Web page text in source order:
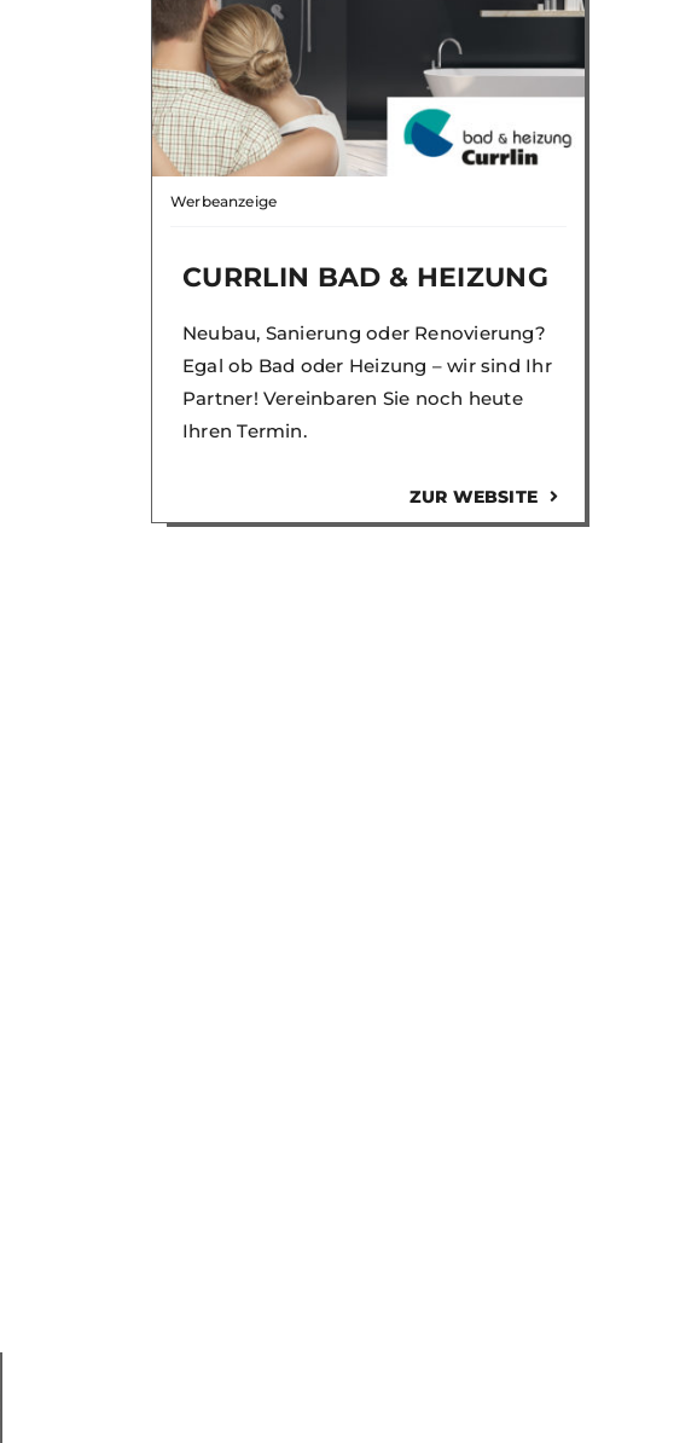
Werbeanzeige
CURRLIN BAD & HEIZUNG
Neubau, Sanierung oder Renovierung?
Egal ob Bad oder Heizung – wir sind Ihr
Partner! Vereinbaren Sie noch heute
Ihren Termin.
ZUR WEBSITE